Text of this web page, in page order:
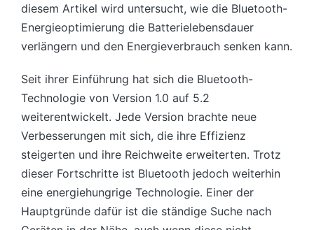
diesem Artikel wird untersucht, wie die Bluetooth-
Energieoptimierung die Batterielebensdauer
verlängern und den Energieverbrauch senken kann.
Seit ihrer Einführung hat sich die Bluetooth-
Technologie von Version 1.0 auf 5.2
weiterentwickelt. Jede Version brachte neue
Verbesserungen mit sich, die ihre Effizienz
steigerten und ihre Reichweite erweiterten. Trotz
dieser Fortschritte ist Bluetooth jedoch weiterhin
eine energiehungrige Technologie. Einer der
Hauptgründe dafür ist die ständige Suche nach